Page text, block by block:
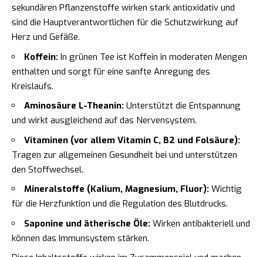
sekundären Pflanzenstoffe wirken stark antioxidativ und
sind die Hauptverantwortlichen für die Schutzwirkung auf
Herz und Gefäße.
Koffein: In grünen Tee ist Koffein in moderaten Mengen
enthalten und sorgt für eine sanfte Anregung des
Kreislaufs.
Aminosäure L-Theanin: Unterstützt die Entspannung
und wirkt ausgleichend auf das Nervensystem.
Vitaminen (vor allem Vitamin C, B2 und Folsäure):
Tragen zur allgemeinen Gesundheit bei und unterstützen
den Stoffwechsel.
Mineralstoffe (Kalium, Magnesium, Fluor): Wichtig
für die Herzfunktion und die Regulation des Blutdrucks.
Saponine und ätherische Öle: Wirken antibakteriell und
können das Immunsystem stärken.